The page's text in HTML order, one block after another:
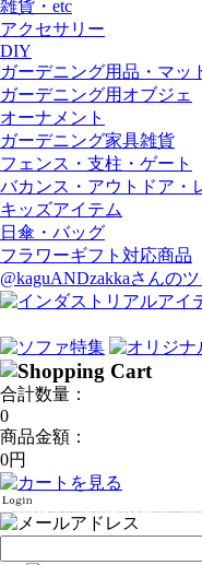
雑貨・etc
アクセサリー
DIY
ガーデニング用品・マッ
ガーデニング用オブジェ
オーナメント
ガーデニング家具雑貨
フェンス・支柱・ゲート
バカンス・アウトドア・
キッズアイテム
日傘・バッグ
フラワーギフト対応商品
@kaguANDzakkaさんの
合計数量：
0
商品金額：
0円